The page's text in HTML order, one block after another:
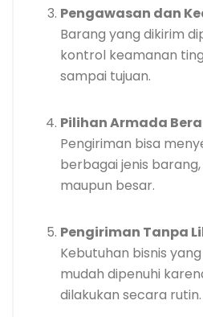
Pengawasan dan
Barang yang dikirim
kontrol keamanan
sampai tujuan.
Pilihan Armada
Pengiriman bisa
berbagai jenis
maupun besar.
Pengiriman Tanpa
Kebutuhan bisnis
mudah dipenuhi
dilakukan secara rutin.